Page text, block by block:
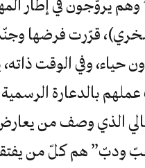
يروّجون في إطار
قرّرت فرضها
حياء، وفي الوقت
بالدعارة
الذي وصف من
هم كلّ من يفتقر